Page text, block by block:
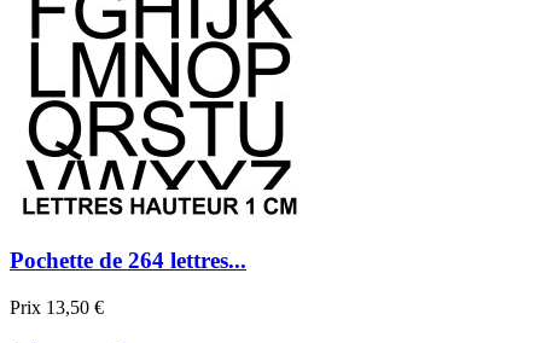
Pochette de 264 lettres...
Prix 13,50 €